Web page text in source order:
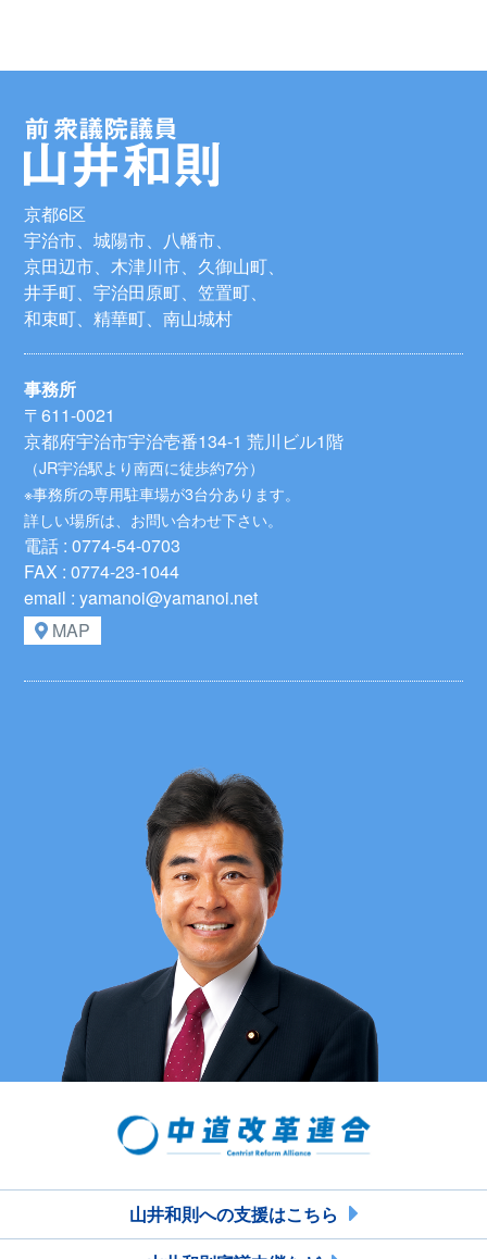
京都6区
宇治市、城陽市、八幡市、
京田辺市、木津川市、久御山町、
井手町、宇治田原町、笠置町、
和束町、精華町、南山城村
事務所
〒611-0021
京都府宇治市宇治壱番134-1 荒川ビル1階
（JR宇治駅より南西に徒歩約7分）
※事務所の専用駐車場が3台分あります。
詳しい場所は、お問い合わせ下さい。
電話 : 0774-54-0703
FAX : 0774-23-1044
email : yamanoi@yamanoi.net
MAP
山井和則への支援はこちら